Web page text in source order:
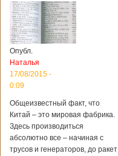
Опубл.
Наталья
17/08/2015 -
0:09
Общеизвестный факт, что
Китай – это мировая фабрика.
Здесь производиться
абсолютно все – начиная с
трусов и генераторов, до ракет